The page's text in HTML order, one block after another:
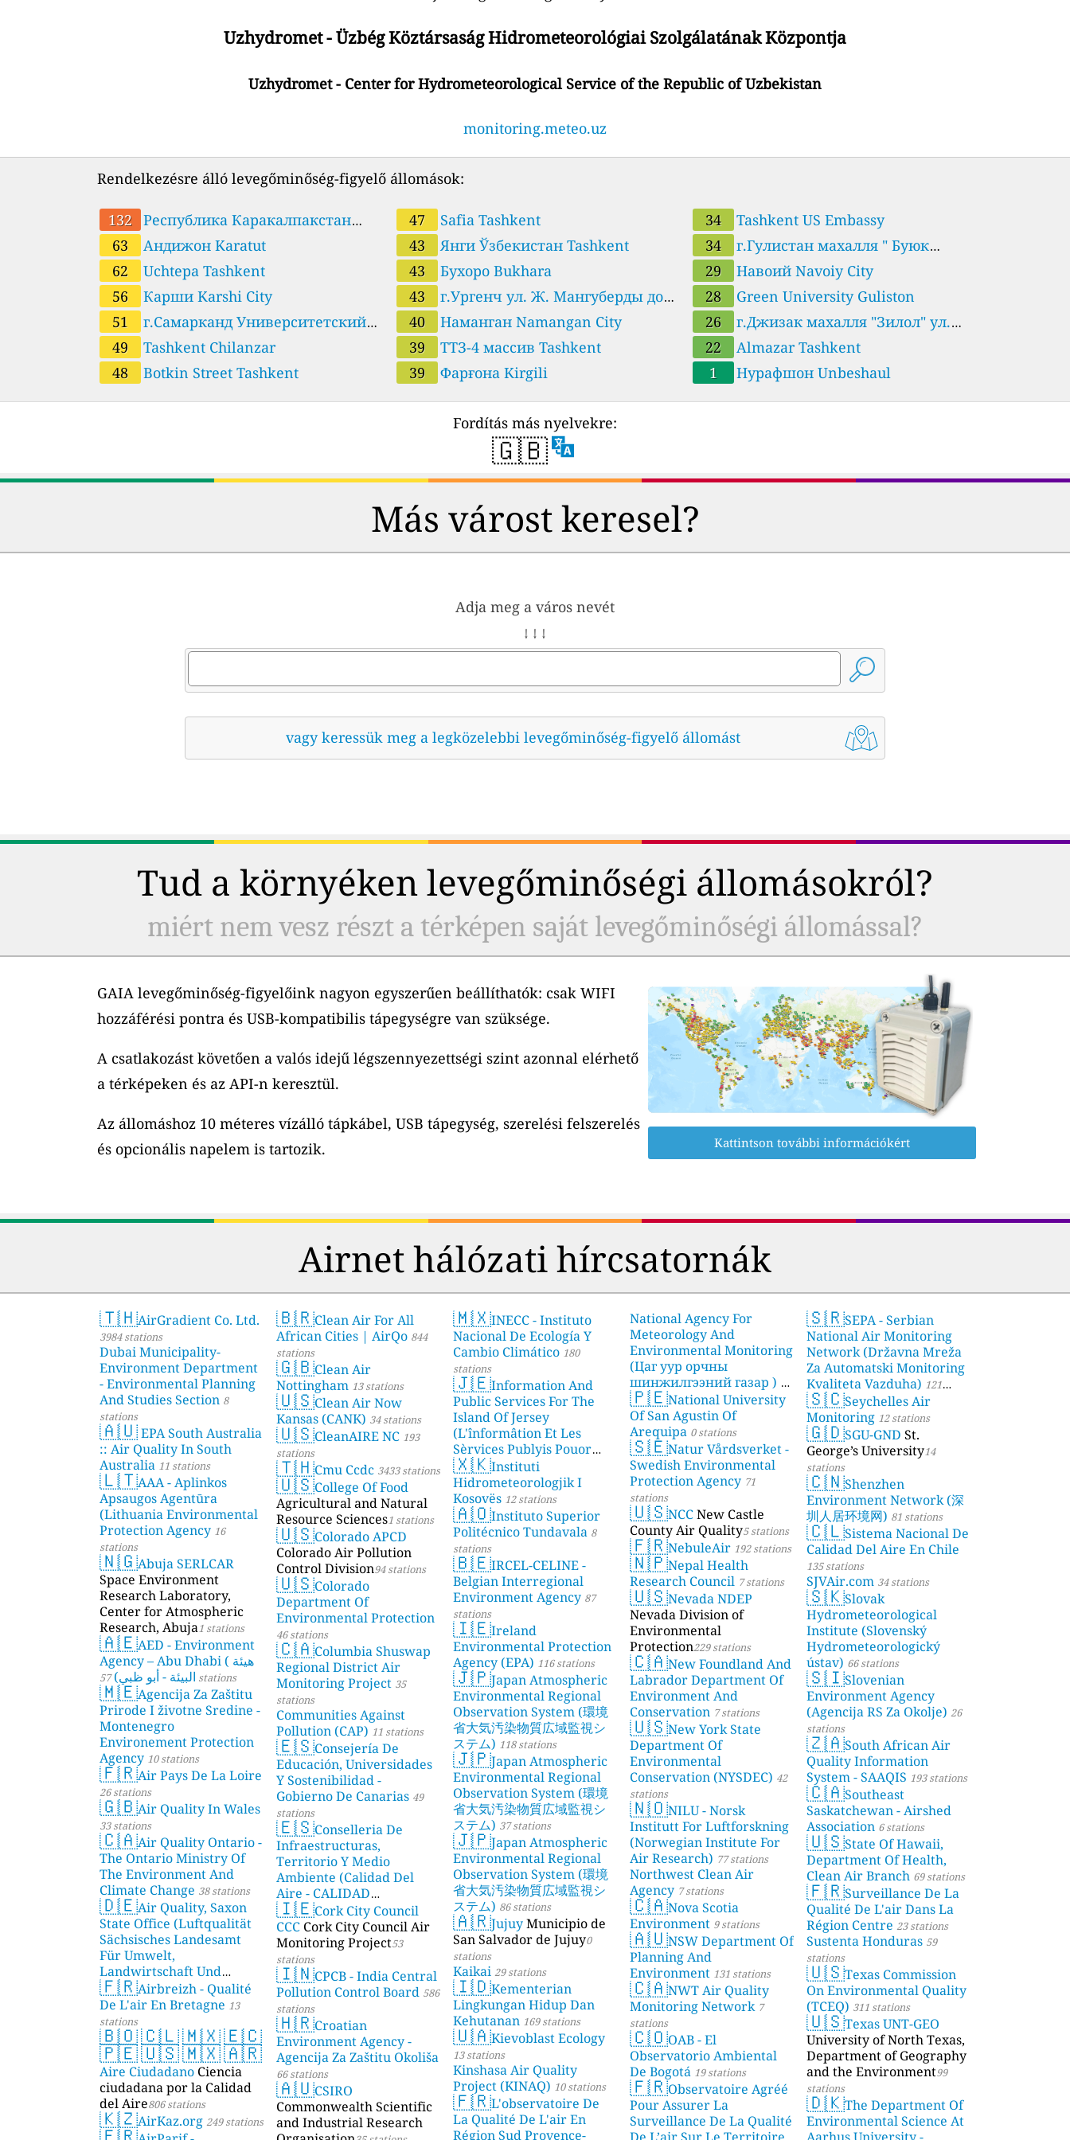
Uzhydromet - Üzbég Köztársaság Hidrometeorológiai Szolgálatának Központja
Uzhydromet - Center for Hydrometeorological Service of the Republic of Uzbekistan
monitoring.meteo.uz
Rendelkezésre álló levegőminőség-figyelő állomások:
132 Республика Каракалпакстан
г.Нукус ул. Алмазар дом 223.
Университет Бердаха. Nukus
63
Андижон Karatut
62
Uchtepa Tashkent
56
Карши Karshi City
51
г.Самарканд Университетский
бульвар 17. Международный
университет туризма и культурного
наследия. Samarkand City
49
Tashkent Chilanzar
48
Botkin Street Tashkent
47
Safia Tashkent
43
Янги Ўзбекистан Tashkent
43
Бухоро Bukhara
43
г.Ургенч ул. Ж. Мангуберды дом
2. Хорезмское управление по
гидрометеорологии. Urgench
40
Наманган Namangan City
39
ТТЗ-4 массив Tashkent
39
Фарғона Kirgili
34
Tashkent US Embassy
34
г.Гулистан махалля " Буюк
Келажак". Сырдарьинское
управление по гидрометеорологии.
Gulistan
29
Навоий Navoiy City
28
Green University Guliston
26
г.Джизак махалля "Зилол" ул.
Овланий дом 2. Джизакское
управление по гидрометеорологии.
Jizzakh
22
Almazar Tashkent
1
Нурафшон Unbeshaul
Fordítás más nyelvekre:
🇬🇧
Más várost keresel?
Adja meg a város nevét
↓ ↓ ↓
vagy keressük meg a legközelebbi levegőminőség-figyelő állomást
Tud a környéken levegőminőségi állomásokról?
miért nem vesz részt a térképen saját levegőminőségi állomással?
GAIA levegőminőség-figyelőink nagyon egyszerűen beállíthatók: csak WIFI
hozzáférési pontra és USB-kompatibilis tápegységre van szüksége.
A csatlakozást követően a valós idejű légszennyezettségi szint azonnal elérhető
a térképeken és az API-n keresztül.
Az állomáshoz 10 méteres vízálló tápkábel, USB tápegység, szerelési felszerelés
és opcionális napelem is tartozik.
Kattintson további információkért
Airnet hálózati hírcsatornák
🇹🇭AirGradient Co. Ltd.
3984 stations
Dubai Municipality-
Environment Department
- Environmental Planning
And Studies Section 8
stations
🇦🇺EPA South Australia
:: Air Quality In South
Australia 11 stations
🇱🇹AAA - Aplinkos
Apsaugos Agentūra
(Lithuania Environmental
Protection Agency 16
stations
🇳🇬Abuja SERLCAR
Space Environment
Research Laboratory,
Center for Atmospheric
Research, Abuja1 stations
🇦🇪AED - Environment
Agency – Abu Dhabi ( هيئة
البيئة - أبو ظبي) 57 stations
🇲🇪Agencija Za Zaštitu
Prirode I životne Sredine -
Montenegro
Environement Protection
Agency 10 stations
🇫🇷Air Pays De La Loire
26 stations
🇬🇧Air Quality In Wales
33 stations
🇨🇦Air Quality Ontario -
The Ontario Ministry Of
The Environment And
Climate Change 38 stations
🇩🇪Air Quality, Saxon
State Office (Luftqualität
Sächsisches Landesamt
Für Umwelt,
Landwirtschaft Und
Geologie) 50 stations
🇫🇷Airbreizh - Qualité
De L'air En Bretagne 13
stations
🇧🇴🇨🇱🇲🇽🇪🇨
🇵🇪🇺🇸🇲🇽🇦🇷
Aire Ciudadano Ciencia
ciudadana por la Calidad
del Aire806 stations
🇰🇿AirKaz.org 249 stations
🇧🇷Clean Air For All
African Cities | AirQo 844
stations
🇬🇧Clean Air
Nottingham 13 stations
🇺🇸Clean Air Now
Kansas (CANK) 34 stations
🇺🇸CleanAIRE NC 193
stations
🇹🇭Cmu Ccdc 3433 stations
🇺🇸College Of Food
Agricultural and Natural
Resource Sciences1 stations
🇺🇸Colorado APCD
Colorado Air Pollution
Control Division94 stations
🇺🇸Colorado
Department Of
Environmental Protection
46 stations
🇨🇦Columbia Shuswap
Regional District Air
Monitoring Project 35
stations
Communities Against
Pollution (CAP) 11 stations
🇪🇸Consejería De
Educación, Universidades
Y Sostenibilidad -
Gobierno De Canarias 49
stations
🇪🇸Conselleria De
Infraestructuras,
Territorio Y Medio
Ambiente (Calidad Del
Aire - CALIDAD
AMBIENTAL) 23 stations
🇮🇪Cork City Council
CCC Cork City Council Air
Monitoring Project53
stations
🇮🇳CPCB - India Central
Pollution Control Board 586
stations
🇭🇷Croatian
Environment Agency -
Agencija Za Zaštitu Okoliša
66 stations
🇦🇺CSIRO
Commonwealth Scientific
and Industrial Research
🇲🇽INECC - Instituto
Nacional De Ecología Y
Cambio Climático 180
stations
🇯🇪Information And
Public Services For The
Island Of Jersey
(L'înformâtion Et Les
Sèrvices Publyis Pouor
I'Île Dé Jèrri) 2 stations
🇽🇰Instituti
Hidrometeorologjik I
Kosovës 12 stations
🇦🇴Instituto Superior
Politécnico Tundavala 8
stations
🇧🇪IRCEL-CELINE -
Belgian Interregional
Environment Agency 87
stations
🇮🇪Ireland
Environmental Protection
Agency (EPA) 116 stations
🇯🇵Japan Atmospheric
Environmental Regional
Observation System (環境
省大気汚染物質広域監視シ
ステム) 118 stations
🇯🇵Japan Atmospheric
Environmental Regional
Observation System (環境
省大気汚染物質広域監視シ
ステム) 37 stations
🇯🇵Japan Atmospheric
Environmental Regional
Observation System (環境
省大気汚染物質広域監視シ
ステム) 86 stations
🇦🇷JujuyMunicipio de
San Salvador de Jujuy0
stations
Kaikai 29 stations
🇮🇩Kementerian
Lingkungan Hidup Dan
Kehutanan 169 stations
🇺🇦Kievoblast Ecology
13 stations
Kinshasa Air Quality
Project (KINAQ) 10 stations
🇫🇷L'observatoire De
La Qualité De L'air En
Région Sud Provence-
National Agency For
Meteorology And
Environmental Monitoring
(Цаг уур орчны
шинжилгээний газар ) 21
stations
🇵🇪National University
Of San Agustin Of
Arequipa 0 stations
🇸🇪Natur Vårdsverket -
Swedish Environmental
Protection Agency 71
stations
🇺🇸NCCNew Castle
County Air Quality5 stations
🇫🇷NebuleAir 192 stations
🇳🇵Nepal Health
Research Council 7 stations
🇺🇸Nevada NDEP
Nevada Division of
Environmental
Protection229 stations
🇨🇦New Foundland And
Labrador Department Of
Environment And
Conservation 7 stations
🇺🇸New York State
Department Of
Environmental
Conservation (NYSDEC) 42
stations
🇳🇴NILU - Norsk
Institutt For Luftforskning
(Norwegian Institute For
Air Research) 77 stations
Northwest Clean Air
Agency 7 stations
🇨🇦Nova Scotia
Environment 9 stations
🇦🇺NSW Department Of
Planning And
Environment 131 stations
🇨🇦NWT Air Quality
Monitoring Network 7
stations
🇨🇴OAB - El
Observatorio Ambiental
De Bogotá 19 stations
🇫🇷Observatoire Agréé
Pour Assurer La
Surveillance De La Qualité
🇸🇷SEPA - Serbian
National Air Monitoring
Network (Državna Mreža
Za Automatski Monitoring
Kvaliteta Vazduha) 121
stations
🇸🇨Seychelles Air
Monitoring 12 stations
🇬🇩SGU-GND St.
George’s University14
stations
🇨🇳Shenzhen
Environment Network (深
圳人居环境网) 81 stations
🇨🇱Sistema Nacional De
Calidad Del Aire En Chile
135 stations
SJVAir.com 34 stations
🇸🇰Slovak
Hydrometeorological
Institute (Slovenský
Hydrometeorologický
ústav) 66 stations
🇸🇮Slovenian
Environment Agency
(Agencija RS Za Okolje) 26
stations
🇿🇦South African Air
Quality Information
System - SAAQIS 193 stations
🇨🇦Southeast
Saskatchewan - Airshed
Association 6 stations
🇺🇸State Of Hawaii,
Department Of Health,
Clean Air Branch 69 stations
🇫🇷Surveillance De La
Qualité De L'air Dans La
Région Centre 23 stations
Sustenta Honduras 59
stations
🇺🇸Texas Commission
On Environmental Quality
(TCEQ) 311 stations
🇺🇸Texas UNT-GEO
University of North Texas,
Department of Geography
and the Environment99
stations
🇩🇰The Department Of
Environmental Science At